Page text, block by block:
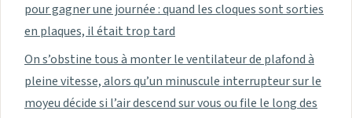
pour gagner une journée : quand les cloques sont sorties
en plaques, il était trop tard
On s’obstine tous à monter le ventilateur de plafond à
pleine vitesse, alors qu’un minuscule interrupteur sur le
moyeu décide si l’air descend sur vous ou file le long des